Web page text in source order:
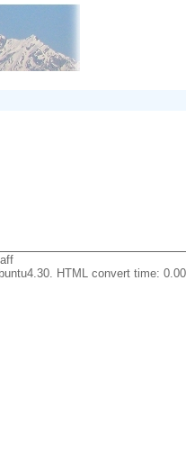
HTML convert time: